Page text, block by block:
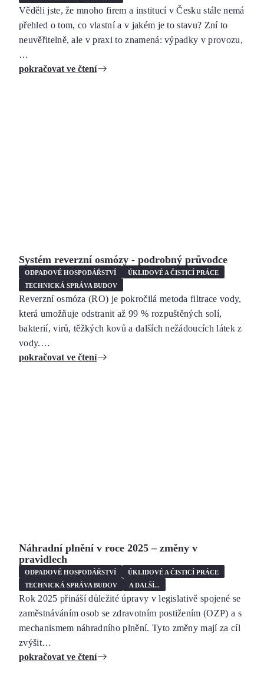
Věděli jste, že mnoho firem a institucí v Česku stále nemá
přehled o tom, co vlastní a v jakém je to stavu? Zní to
neuvěřitelně, ale v praxi to znamená: výpadky v provozu,
…
pokračovat ve čtení
Systém reverzní osmózy - podrobný průvodce
ODPADOVÉ HOSPODÁŘSTVÍ
ÚKLIDOVÉ A ČISTICÍ PRÁCE
TECHNICKÁ SPRÁVA BUDOV
Reverzní osmóza (RO) je pokročilá metoda filtrace vody,
která umožňuje odstranit až 99 % rozpuštěných solí,
bakterií, virů, těžkých kovů a dalších nežádoucích látek z
vody.…
pokračovat ve čtení
Náhradní plnění v roce 2025 – změny v
pravidlech
ODPADOVÉ HOSPODÁŘSTVÍ
ÚKLIDOVÉ A ČISTICÍ PRÁCE
TECHNICKÁ SPRÁVA BUDOV
A DALŠÍ...
Rok 2025 přináší důležité úpravy v legislativě spojené se
zaměstnáváním osob se zdravotním postižením (OZP) a s
mechanismem náhradního plnění. Tyto změny mají za cíl
zvýšit…
pokračovat ve čtení